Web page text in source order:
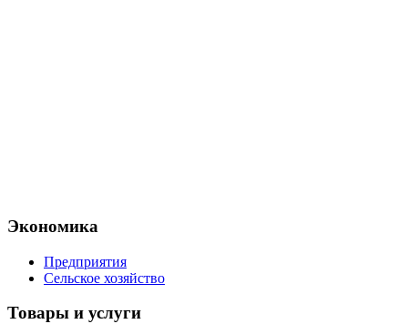
Экономика
Предприятия
Сельское хозяйство
Товары и услуги